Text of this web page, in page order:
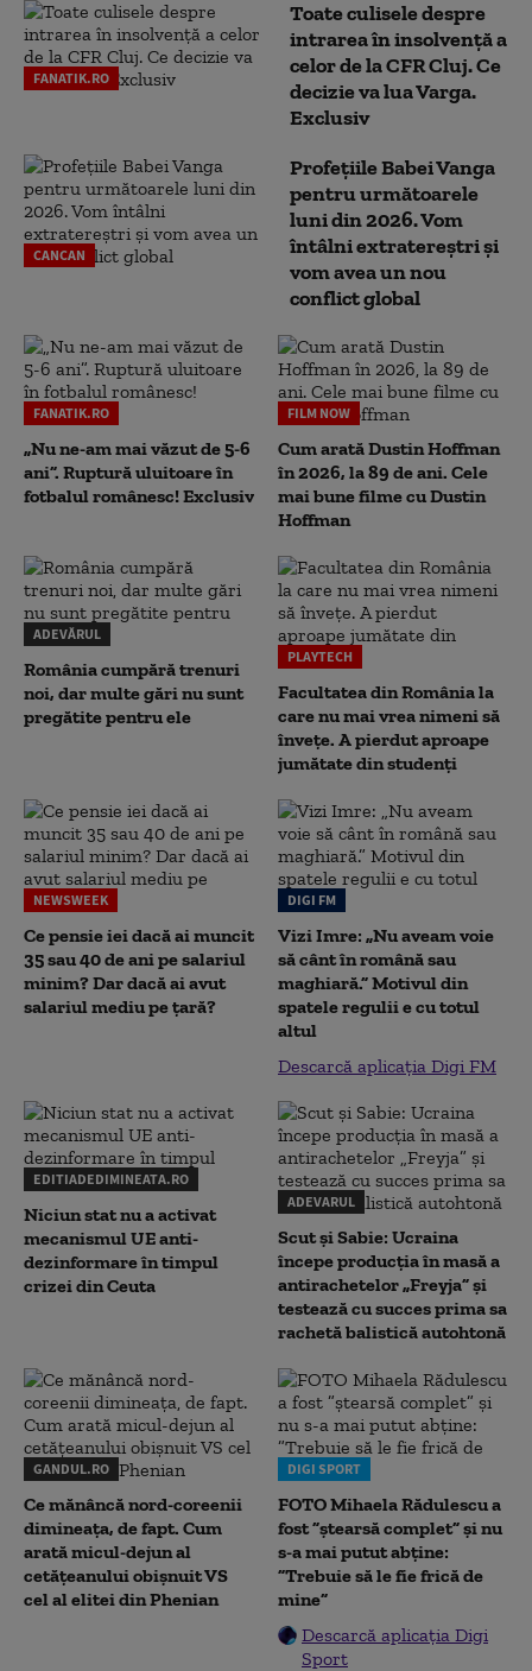
FANATIK.RO
Toate culisele despre
intrarea în insolvență a
celor de la CFR Cluj. Ce
decizie va lua Varga.
Exclusiv
CANCAN
Profețiile Babei Vanga
pentru următoarele
luni din 2026. Vom
întâlni extratereștri și
vom avea un nou
conflict global
FANATIK.RO
„Nu ne-am mai văzut de 5-6
ani”. Ruptură uluitoare în
fotbalul românesc! Exclusiv
FILM NOW
Cum arată Dustin Hoffman
în 2026, la 89 de ani. Cele
mai bune filme cu Dustin
Hoffman
ADEVĂRUL
România cumpără trenuri
noi, dar multe gări nu sunt
pregătite pentru ele
PLAYTECH
Facultatea din România la
care nu mai vrea nimeni să
înveţe. A pierdut aproape
jumătate din studenţi
NEWSWEEK
Ce pensie iei dacă ai muncit
35 sau 40 de ani pe salariul
minim? Dar dacă ai avut
salariul mediu pe țară?
DIGI FM
Vizi Imre: „Nu aveam voie
să cânt în română sau
maghiară.” Motivul din
spatele regulii e cu totul
altul
Descarcă aplicația Digi FM
EDITIADEDIMINEATA.RO
Niciun stat nu a activat
mecanismul UE anti-
dezinformare în timpul
crizei din Ceuta
ADEVARUL
Scut și Sabie: Ucraina
începe producția în masă a
antirachetelor „Freyja” și
testează cu succes prima sa
rachetă balistică autohtonă
GANDUL.RO
Ce mănâncă nord-coreenii
dimineața, de fapt. Cum
arată micul-dejun al
cetățeanului obișnuit VS
cel al elitei din Phenian
DIGI SPORT
FOTO Mihaela Rădulescu a
fost ”ștearsă complet” și nu
s-a mai putut abține:
”Trebuie să le fie frică de
mine”
Descarcă aplicația Digi
Sport